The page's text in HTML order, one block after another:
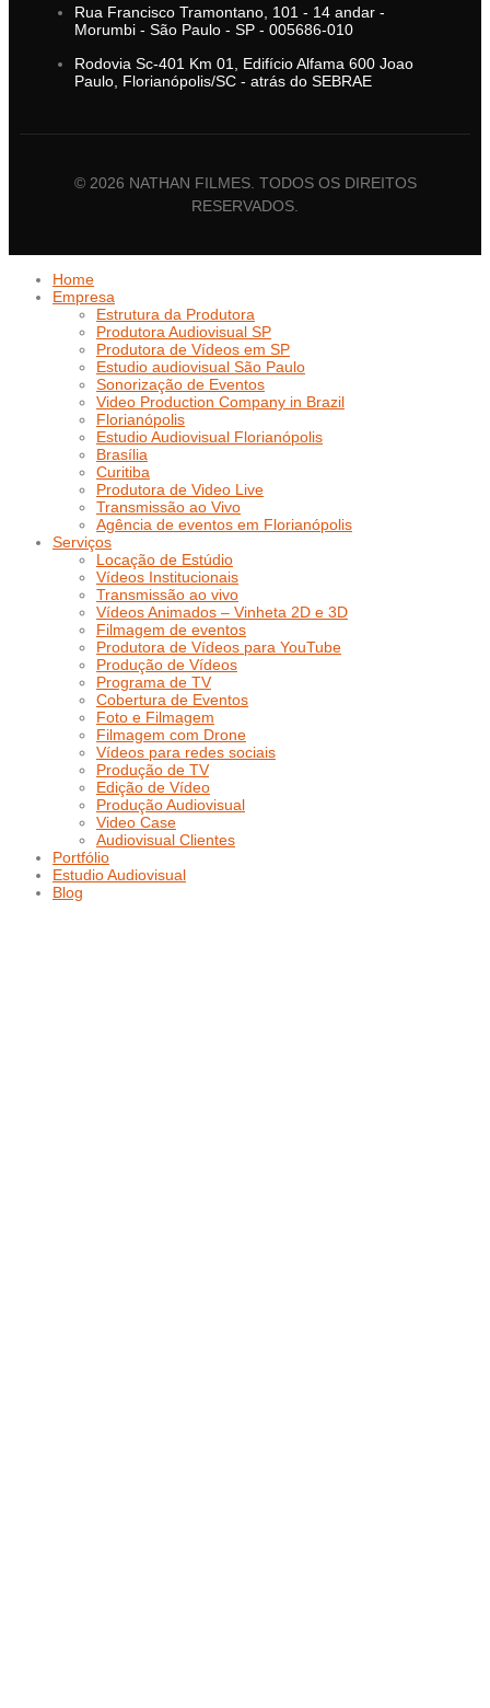
Rua Francisco Tramontano, 101 - 14 andar -
Morumbi - São Paulo - SP - 005686-010
Rodovia Sc-401 Km 01, Edifício Alfama 600 Joao
Paulo, Florianópolis/SC - atrás do SEBRAE
© 2026 NATHAN FILMES. TODOS OS DIREITOS
RESERVADOS.
Home
Empresa
Estrutura da Produtora
Produtora Audiovisual SP
Produtora de Vídeos em SP
Estudio audiovisual São Paulo
Sonorização de Eventos
Video Production Company in Brazil
Florianópolis
Estudio Audiovisual Florianópolis
Brasília
Curitiba
Produtora de Video Live
Transmissão ao Vivo
Agência de eventos em Florianópolis
Serviços
Locação de Estúdio
Vídeos Institucionais
Transmissão ao vivo
Vídeos Animados – Vinheta 2D e 3D
Filmagem de eventos
Produtora de Vídeos para YouTube
Produção de Vídeos
Programa de TV
Cobertura de Eventos
Foto e Filmagem
Filmagem com Drone
Vídeos para redes sociais
Produção de TV
Edição de Vídeo
Produção Audiovisual
Video Case
Audiovisual Clientes
Portfólio
Estudio Audiovisual
Blog